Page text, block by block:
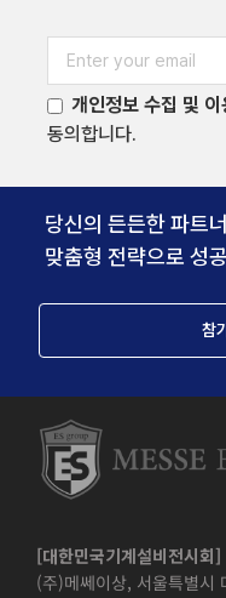
개인정보 수집 및
동의합니다.
당신의 든든한 파트너,
맞춤형 전략으로 성
참
[대한민국기계설비전시회]
(주)메쎄이상, 서울특별시